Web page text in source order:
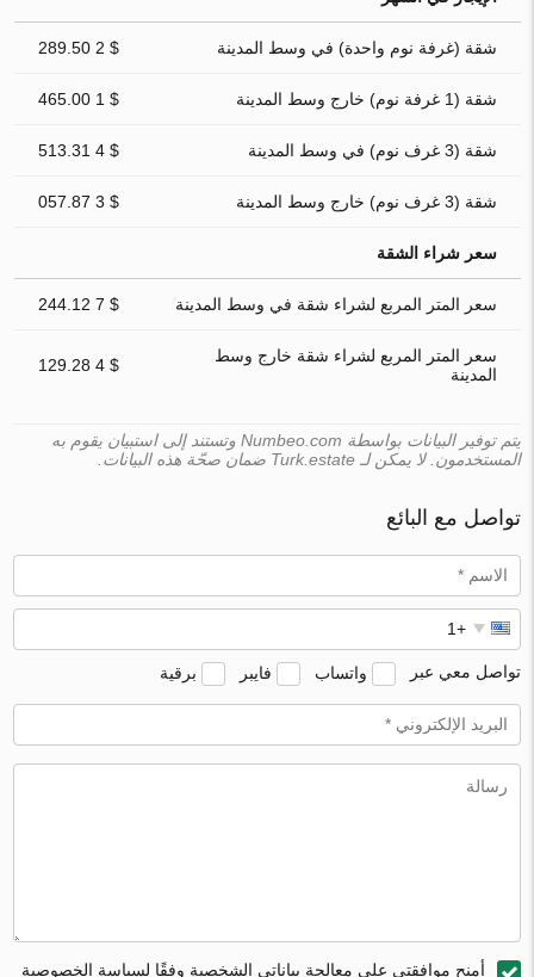
شقة (غرفة نوم واحدة) في وسط المدينة $ 2 289.50
شقة (1 غرفة نوم) خارج وسط المدينة $ 1 465.00
شقة (3 غرف نوم) في وسط المدينة $ 4 513.31
شقة (3 غرف نوم) خارج وسط المدينة $ 3 057.87
سعر شراء الشقة
سعر المتر المربع لشراء شقة في وسط المدينة $ 7 244.12
سعر المتر المربع لشراء شقة خارج وسط
المدينة
$ 4 129.28
يتم توفير البيانات بواسطة Numbeo.com وتستند إلى استبيان يقوم به
المستخدمون. لا يمكن لـ Turk.estate ضمان صحّة هذه البيانات.
تواصل مع البائع
تواصل معي عبر واتساب فايبر برقية
أمنح موافقتي على معالجة بياناتي الشخصية وفقًا لسياسة الخصوصية